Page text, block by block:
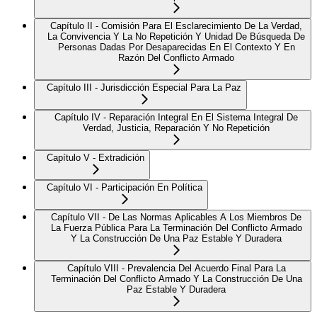
Capítulo II - Comisión Para El Esclarecimiento De La Verdad,
La Convivencia Y La No Repetición Y Unidad De Búsqueda De
Personas Dadas Por Desaparecidas En El Contexto Y En
Razón Del Conflicto Armado
Capítulo III - Jurisdicción Especial Para La Paz
Capítulo IV - Reparación Integral En El Sistema Integral De
Verdad, Justicia, Reparación Y No Repetición
Capítulo V - Extradición
Capítulo VI - Participación En Política
Capítulo VII - De Las Normas Aplicables A Los Miembros De
La Fuerza Pública Para La Terminación Del Conflicto Armado
Y La Construcción De Una Paz Estable Y Duradera
Capítulo VIII - Prevalencia Del Acuerdo Final Para La
Terminación Del Conflicto Armado Y La Construcción De Una
Paz Estable Y Duradera